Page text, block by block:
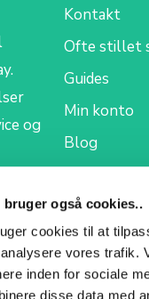
bruger også cookies..
cookies til at
vores trafik.
inden for sociale
disse data med
og
,
mail.
Kontakt
Ofte stillet
Guides
Min konto
Blog